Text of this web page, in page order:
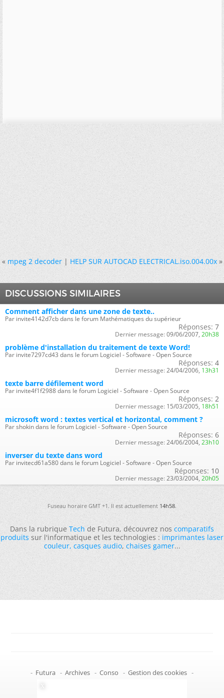
« mpeg 2 decoder|HELP SUR AUTOCAD ELECTRICAL.iso.004.00x »
DISCUSSIONS SIMILAIRES
Comment afficher dans une zone de texte..
Par invite4142d7cb dans le forum Mathématiques du supérieur
Réponses: 7
Dernier message: 09/06/2007, 20h38
problème d'installation du traitement de texte Word!
Par invite7297cd43 dans le forum Logiciel - Software - Open Source
Réponses: 4
Dernier message: 24/04/2006, 13h31
texte barre défilement word
Par invite4f1f2988 dans le forum Logiciel - Software - Open Source
Réponses: 2
Dernier message: 15/03/2005, 18h51
microsoft word : textes vertical et horizontal, comment ?
Par shokin dans le forum Logiciel - Software - Open Source
Réponses: 6
Dernier message: 24/06/2004, 23h10
inverser du texte dans word
Par invitecd61a580 dans le forum Logiciel - Software - Open Source
Réponses: 10
Dernier message: 23/03/2004, 20h05
Fuseau horaire GMT +1. Il est actuellement14h58.
Dans la rubriqueTechde Futura, découvrez noscomparatifs
produitssur l'informatique et les technologies :imprimantes laser
couleur,casques audio,chaises gamer...
- Futura - Archives - Conso - Gestion des cookies -